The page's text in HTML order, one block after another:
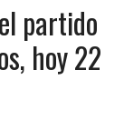
partido
hoy 22